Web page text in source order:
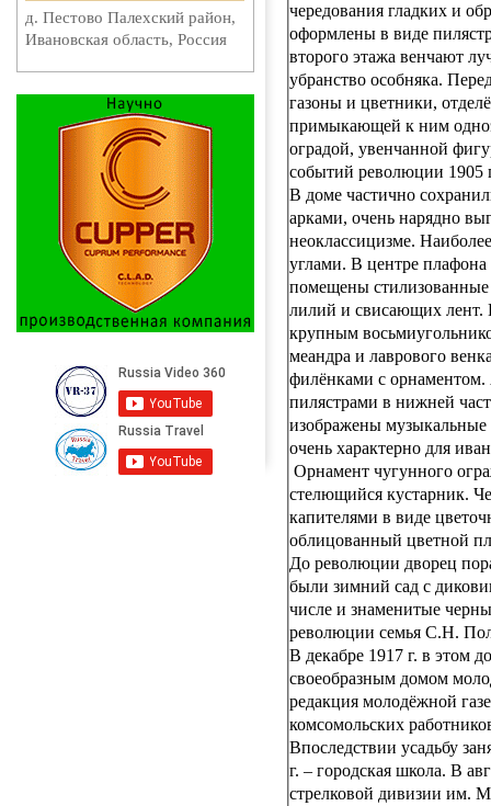
чередования гладких и
оформлены в виде
второго этажа венчают
убранство особняка.
газоны и цветники,
примыкающей к ним
оградой, увенчанной
событий революции 1905
В доме частично
арками, очень нарядно
неоклассицизме.
углами. В центре
помещены
лилий и свисающих лент.
крупным
меандра и лаврового
филёнками с
пилястрами в нижней
изображены музыкальные
очень характерно для
Орнамент чугунного
стелющийся кустарник.
капителями в виде
облицованный цветной
До революции дворец
были зимний сад с
числе и знаменитые
революции семья С.Н.
В декабре 1917 г. в этом
своеобразным домом
редакция молодёжной
комсомольских
Впоследствии усадьбу
г. – городская школа. В
стрелковой дивизии им.
д. Пестово Палехский район,
Ивановская область, Россия